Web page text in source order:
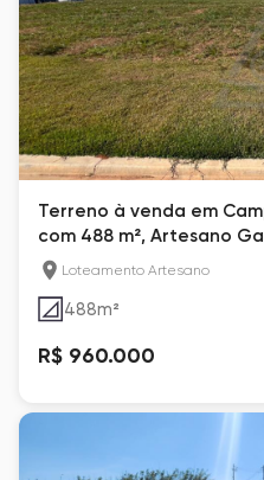
Terreno à venda em
com 488 m², Artesano
Loteamento Artesano
488m²
R$ 960.000